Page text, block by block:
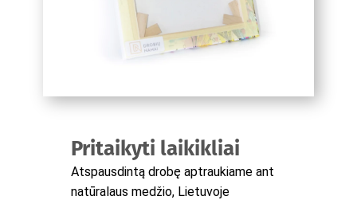
Pritaikyti laikikliai
Atspausdintą drobę aptraukiame ant
natūralaus medžio, Lietuvoje